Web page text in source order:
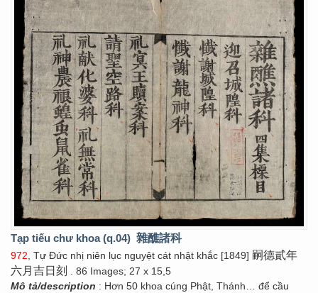
Tạp tiếu chư khoa (q.04) 雜醮諸科
972 , Tự Đức nhị niên lục nguyệt cát nhật khắc [1849] 嗣德貳年
六月吉日刻
. 86 Images; 27 x 15,5
Mô tả/description : Hơn 50 khoa cúng Phật, Thánh… để cầu